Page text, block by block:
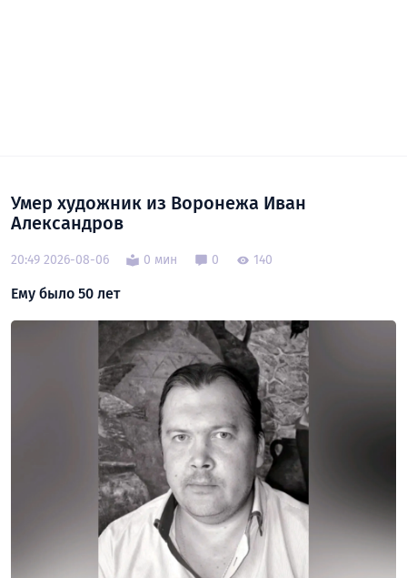
Умер художник из Воронежа Иван
Александров
20:49 2026-08-06 0 мин 0 140
Ему было 50 лет